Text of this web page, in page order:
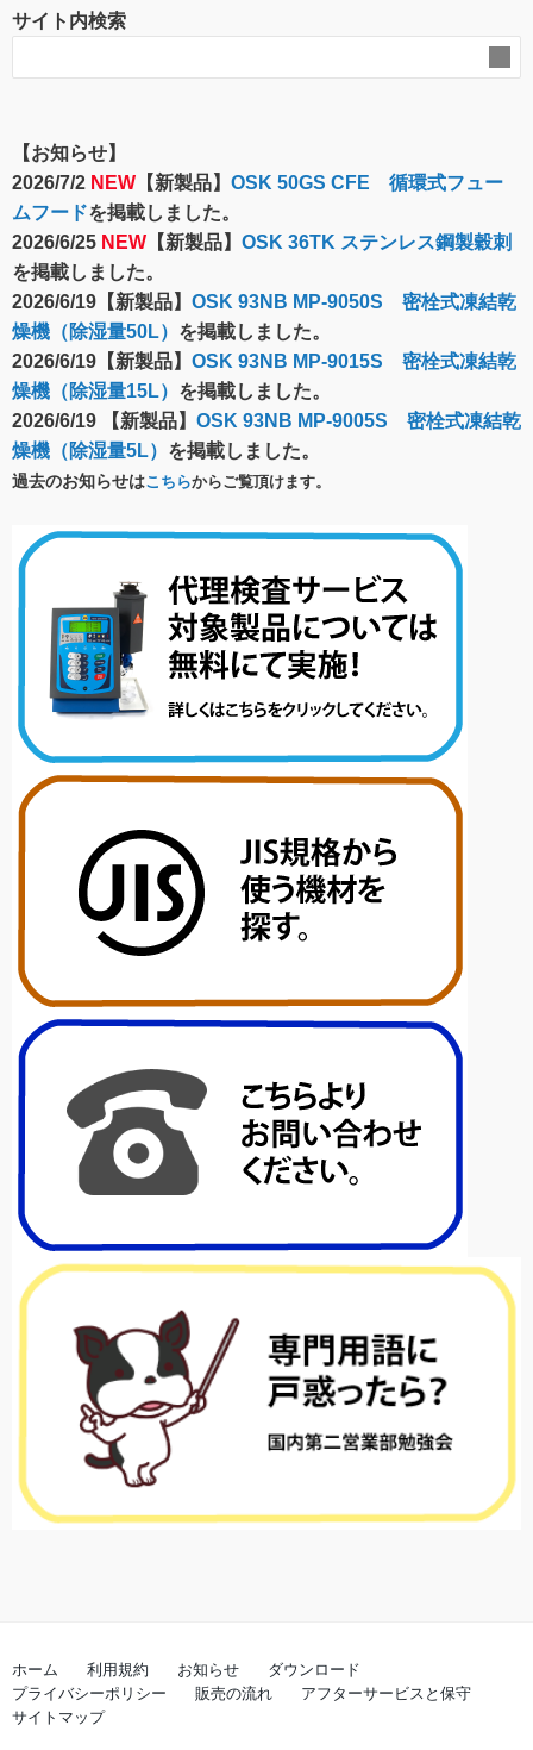
サイト内検索
【お知らせ】
2026/7/2 NEW 【新製品】 OSK 50GS CFE 循環式フュー
ムフードを掲載しました。
2026/6/25 NEW 【新製品】 OSK 36TK ステンレス鋼製穀刺
を掲載しました。
2026/6/19【新製品】 OSK 93NB MP-9050S 密栓式凍結乾
燥機（除湿量50L） を掲載しました。
2026/6/19【新製品】 OSK 93NB MP-9015S 密栓式凍結乾
燥機（除湿量15L） を掲載しました。
2026/6/19 【新製品】 OSK 93NB MP-9005S 密栓式凍結乾
燥機（除湿量5L） を掲載しました。
過去のお知らせはこちらからご覧頂けます。
ホーム 利用規約 お知らせ
ダウンロード
プライバシーポリシー
販売の流れ
アフターサービスと保守
サイトマップ